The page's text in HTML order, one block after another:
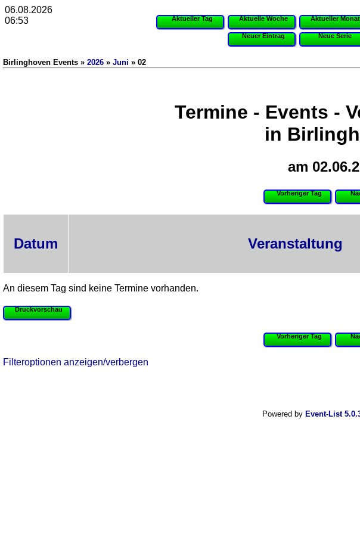
Aktueller Tag Aktuelle Woche Aktueller Monat
Neuer Eintrag Neue Serie
Birlinghoven Events » 2026 » Juni » 02
Termine - Events -
in
am
Vorheriger Tag
Datum Veranstaltung
An diesem Tag sind keine Termine vorhanden.
Druckvorschau
Vorheriger Tag
Filteroptionen anzeigen/verbergen
Powered by Event-List
06.08.2026
06:53